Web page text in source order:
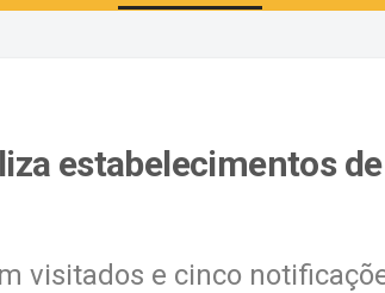
estabelecimentos
visitados e cinco